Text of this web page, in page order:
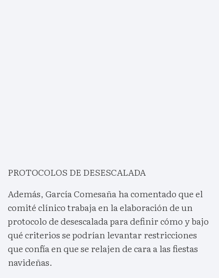
PROTOCOLOS DE DESESCALADA
Además, García Comesaña ha comentado que el
comité clínico trabaja en la elaboración de un
protocolo de desescalada para definir cómo y bajo
qué criterios se podrían levantar restricciones
que confía en que se relajen de cara a las fiestas
navideñas.